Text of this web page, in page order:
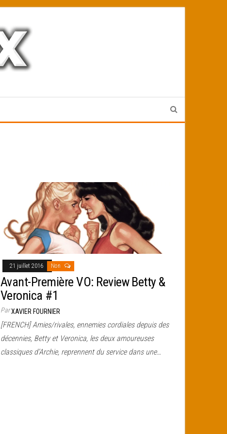
21 juillet 2016 Non
Avant-Première VO: Review Betty &
Veronica #1
ParXAVIER FOURNIER
[FRENCH] Amies/rivales, ennemies cordiales depuis des
décennies, Betty et Veronica, les deux amoureuses
classiques d’Archie, reprennent du service dans une…